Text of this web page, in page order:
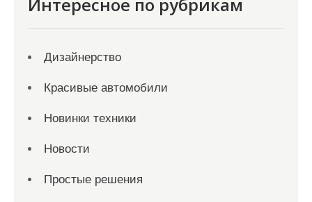
Дизайнерство
Красивые автомобили
Новинки техники
Новости
Простые решения